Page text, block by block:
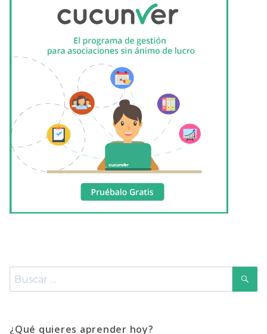
Buscar
por:
¿Qué quieres aprender hoy?